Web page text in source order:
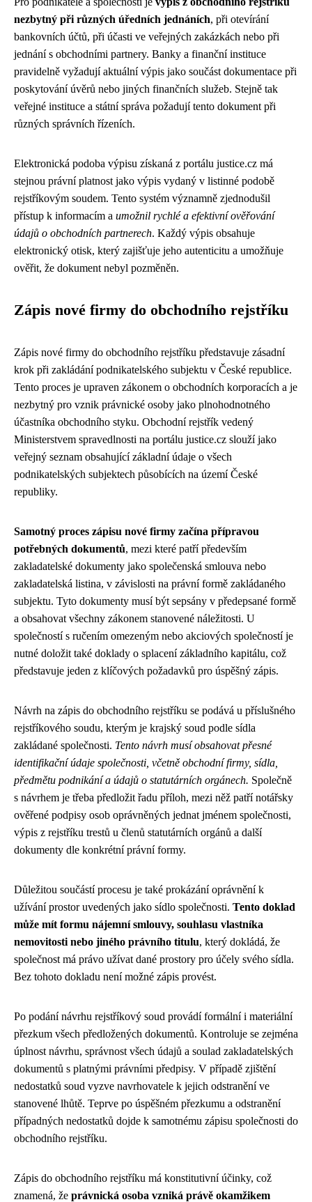
nezbytný při různých úředních jednáních, při otevírání
bankovních účtů, při účasti ve veřejných zakázkách nebo při
jednání s obchodními partnery. Banky a finanční instituce
pravidelně vyžadují aktuální výpis jako součást dokumentace při
poskytování úvěrů nebo jiných finančních služeb. Stejně tak
veřejné instituce a státní správa požadují tento dokument při
různých správních řízeních.
Elektronická podoba výpisu získaná z portálu justice.cz má
stejnou právní platnost jako výpis vydaný v listinné podobě
rejstříkovým soudem. Tento systém významně zjednodušil
přístup k informacím a umožnil rychlé a efektivní ověřování
údajů o obchodních partnerech. Každý výpis obsahuje
elektronický otisk, který zajišťuje jeho autenticitu a umožňuje
ověřit, že dokument nebyl pozměněn.
Zápis nové firmy do obchodního rejstříku
Zápis nové firmy do obchodního rejstříku představuje zásadní
krok při zakládání podnikatelského subjektu v České republice.
Tento proces je upraven zákonem o obchodních korporacích a je
nezbytný pro vznik právnické osoby jako plnohodnotného
účastníka obchodního styku. Obchodní rejstřík vedený
Ministerstvem spravedlnosti na portálu justice.cz slouží jako
veřejný seznam obsahující základní údaje o všech
podnikatelských subjektech působících na území České
republiky.
Samotný proces zápisu nové firmy začína přípravou
potřebných dokumentů, mezi které patří především
zakladatelské dokumenty jako společenská smlouva nebo
zakladatelská listina, v závislosti na právní formě zakládaného
subjektu. Tyto dokumenty musí být sepsány v předepsané formě
a obsahovat všechny zákonem stanovené náležitosti. U
společností s ručením omezeným nebo akciových společností je
nutné doložit také doklady o splacení základního kapitálu, což
představuje jeden z klíčových požadavků pro úspěšný zápis.
Návrh na zápis do obchodního rejstříku se podává u příslušného
rejstříkového soudu, kterým je krajský soud podle sídla
zakládané společnosti. Tento návrh musí obsahovat přesné
identifikační údaje společnosti, včetně obchodní firmy, sídla,
předmětu podnikání a údajů o statutárních orgánech. Společně
s návrhem je třeba předložit řadu příloh, mezi něž patří notářsky
ověřené podpisy osob oprávněných jednat jménem společnosti,
výpis z rejstříku trestů u členů statutárních orgánů a další
dokumenty dle konkrétní právní formy.
Důležitou součástí procesu je také prokázání oprávnění k
užívání prostor uvedených jako sídlo společnosti. Tento doklad
může mít formu nájemní smlouvy, souhlasu vlastníka
nemovitosti nebo jiného právního titulu, který dokládá, že
společnost má právo užívat dané prostory pro účely svého sídla.
Bez tohoto dokladu není možné zápis provést.
Po podání návrhu rejstříkový soud provádí formální i materiální
přezkum všech předložených dokumentů. Kontroluje se zejména
úplnost návrhu, správnost všech údajů a soulad zakladatelských
dokumentů s platnými právními předpisy. V případě zjištění
nedostatků soud vyzve navrhovatele k jejich odstranění ve
stanovené lhůtě. Teprve po úspěšném přezkumu a odstranění
případných nedostatků dojde k samotnému zápisu společnosti do
obchodního rejstříku.
Zápis do obchodního rejstříku má konstitutivní účinky, což
znamená, že právnická osoba vzniká právě okamžikem